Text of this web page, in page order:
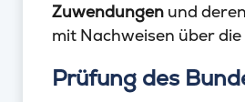
Zuwendungen und
mit Nachweisen über
Prüfung des